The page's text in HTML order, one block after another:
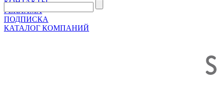
КОНТАКТЫ
РЕКЛАМА
ПОДПИСКА
КАТАЛОГ КОМПАНИЙ